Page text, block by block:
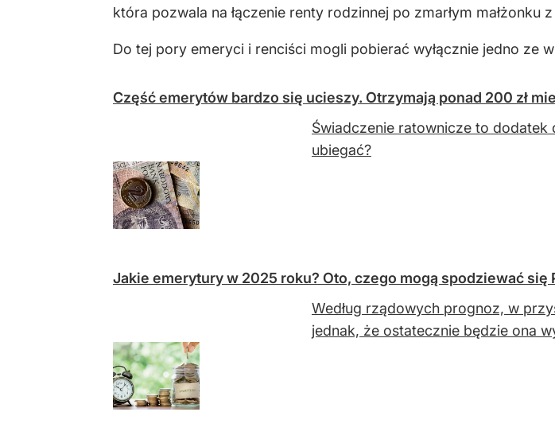
która pozwala na łączenie renty rodzinnej po zmarłym małżonku
Do tej pory emeryci i renciści mogli pobierać wyłącznie jedno ze
Część emerytów bardzo się ucieszy. Otrzymają ponad 200 zł
Świadczenie ratownicze to dodatek
ubiegać?
Jakie emerytury w 2025 roku? Oto, czego mogą spodziewać się
Według rządowych prognoz, w
jednak, że ostatecznie będzie ona